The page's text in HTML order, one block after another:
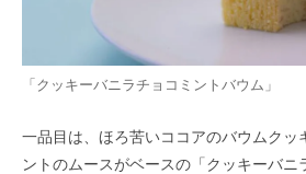
「クッキーバニラチョコミントバウム」
一品目は、ほろ苦いココアのバウムクッ
ントのムースがベースの「クッキーバニ